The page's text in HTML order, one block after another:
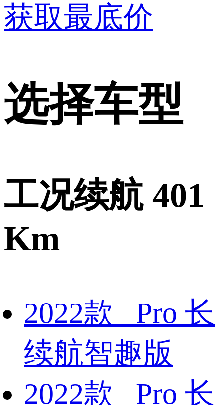
获取最底价
选择车型
工况续航 401
Km
2022款 Pro 长
续航智趣版
2022款 Pro 长